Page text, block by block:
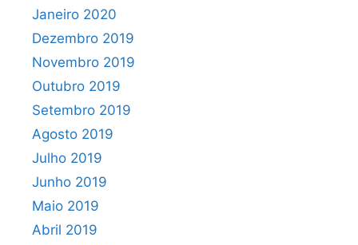
Janeiro 2020
Dezembro 2019
Novembro 2019
Outubro 2019
Setembro 2019
Agosto 2019
Julho 2019
Junho 2019
Maio 2019
Abril 2019